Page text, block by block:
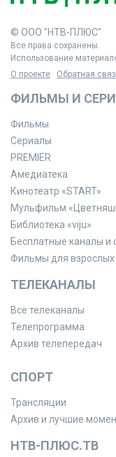
© ООО "НТВ-ПЛЮС"
Все права сохранены.
Использование
О проекте
Обратная
ФИЛЬМЫ И
Фильмы
Сериалы
PREMIER
Амедиатека
Кинотеатр «START»
Мульфильм
Библиотека «viju»
Бесплатные каналы
Фильмы для взрослых
ТЕЛЕКАНАЛЫ
Все телеканалы
Телепрограмма
Архив телепередач
СПОРТ
Трансляции
Архив и лучшие
НТВ-ПЛЮС.ТВ